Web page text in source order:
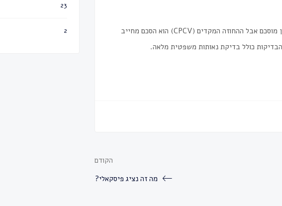
אפשר לחתום לפי בדיקת הנאותות הסכם שריון נכס או בלעדיות לזמן מוסכם אבל ההחוזה המקדים (CPCV) הוא הסכם מחייב
כולל בדיקת נאותות משפטית מלאה.
הקודם
מה זה נציג פיסקאלי?
23
2